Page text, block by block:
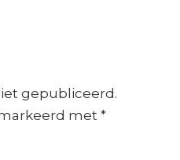
gepubliceerd.
met *